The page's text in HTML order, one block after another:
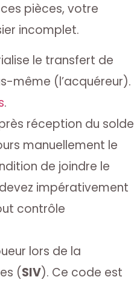
pièces, votre
incomplet.
le transfert de
même (l’acquéreur).
.
réception du solde
manuellement le
de joindre le
impérativement
contrôle
lors de la
(SIV). Ce code est